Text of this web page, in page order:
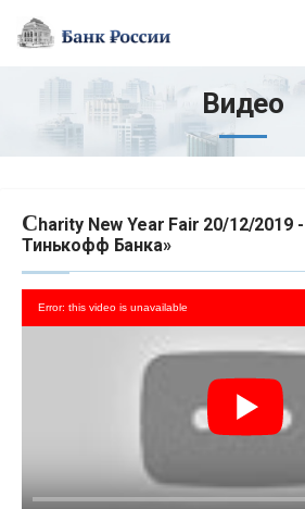
Видео
Charity New Year Fair 20/12/2019
Тинькофф Банка»
Error: this video is unavailable